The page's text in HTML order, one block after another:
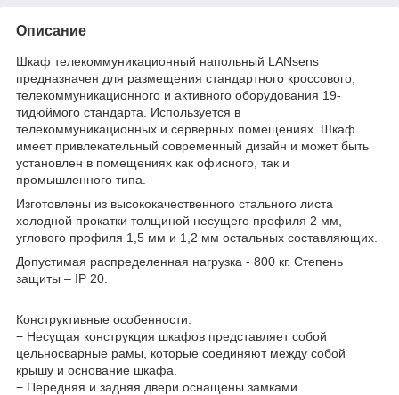
Описание
Шкаф телекоммуникационный напольный LANsens
предназначен для размещения стандартного кроссового,
телекоммуникационного и активного оборудования 19-
тидюймого стандарта. Используется в
телекоммуникационных и серверных помещениях. Шкаф
имеет привлекательный современный дизайн и может быть
установлен в помещениях как офисного, так и
промышленного типа.
Изготовлены из высококачественного стального листа
холодной прокатки толщиной несущего профиля 2 мм,
углового профиля 1,5 мм и 1,2 мм остальных составляющих.
Допустимая распределенная нагрузка - 800 кг. Степень
защиты – IP 20.
Конструктивные особенности:
− Несущая конструкция шкафов представляет собой
цельносварные рамы, которые соединяют между собой
крышу и основание шкафа.
− Передняя и задняя двери оснащены замками